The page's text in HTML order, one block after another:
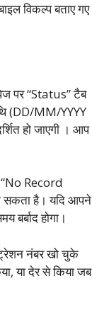
विकल्प बताए गए
पर “Status” टैब
(DD/MM/YYYY
हो जाएगी । आप
Record
सकता है। यदि आपने
बर्बाद होगा।
नंबर खो चुके
या देर से किया जब